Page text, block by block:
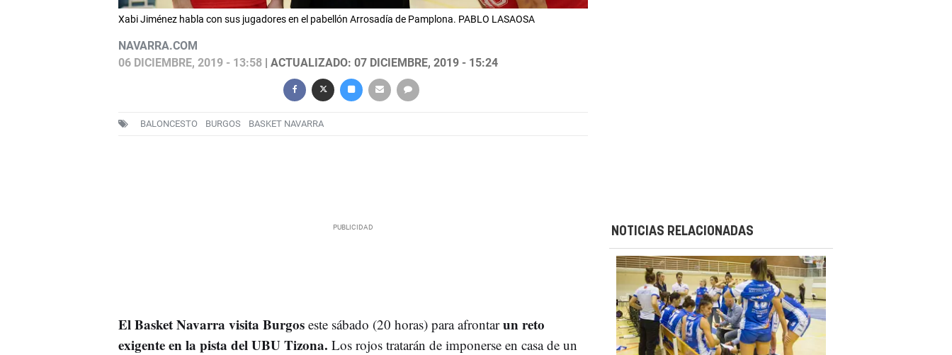
Xabi Jiménez habla con sus jugadores en el pabellón Arrosadía de Pamplona. PABLO LASAOSA
NAVARRA.COM
06 DICIEMBRE, 2019 - 13:58| ACTUALIZADO: 07 DICIEMBRE, 2019 - 15:24
BALONCESTO BURGOS BASKET NAVARRA
El Basket Navarra visita Burgoseste sábado (20 horas) para afrontarun reto
exigente en la pista del UBU Tizona. Los rojos tratarán de imponerse en casa de un
NOTICIAS RELACIONADAS